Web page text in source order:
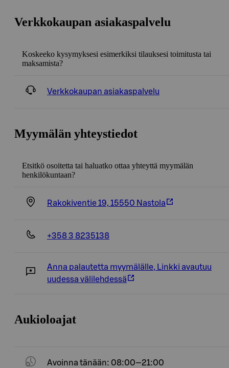
Verkkokaupan asiakaspalvelu
Koskeeko kysymyksesi esimerkiksi tilauksesi toimitusta tai
maksamista?
Verkkokaupan asiakaspalvelu
Myymälän yhteystiedot
Etsitkö osoitetta tai haluatko ottaa yhteyttä myymälän
henkilökuntaan?
Rakokiventie 19, 15550 Nastola
+358 3 8235138
Anna palautetta myymälälle, Linkki avautuu
uudessa välilehdessä
Aukioloajat
Avoinna tänään: 08:00—21:00